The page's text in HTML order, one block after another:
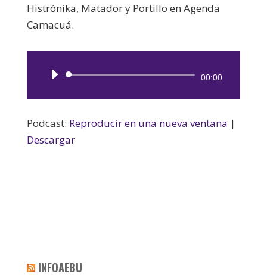
Histrónika, Matador y Portillo en Agenda
Camacuá.
Reproductor
00:00
Podcast: Reproducir en una nueva ventana |
Descargar
INFOAEBU